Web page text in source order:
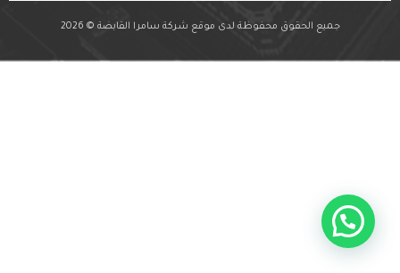
جميع الحقوق محفوظة لدى موقع شركة سامرا القابضة © 2026